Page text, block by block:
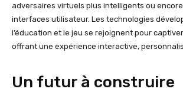
adversaires virtuels plus intelligents ou
interfaces utilisateur. Les technologies
l’éducation et le jeu se rejoignent pour
offrant une expérience interactive,
Un futur à construire